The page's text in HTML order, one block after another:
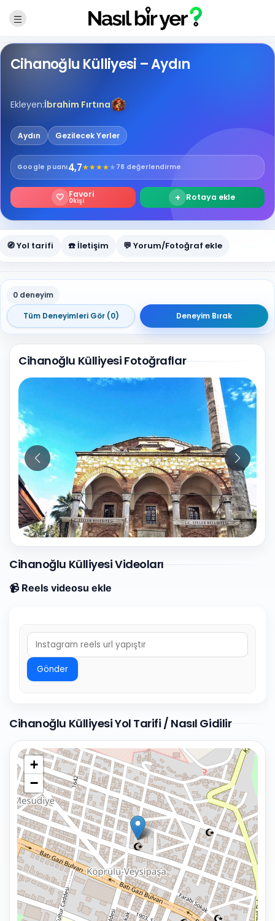
Cihanoğlu Külliyesi – Aydın
Ekleyen:İbrahim Fırtına
Aydın Gezilecek Yerler
Google puanı4,7★★★★★ 78 değerlendirme
🤍 Favori
0kişi + Rotaya ekle
🧭 Yol tarifi ☎️ İletişim 💬 Yorum/Fotoğraf ekle
0 deneyim
Tüm Deneyimleri Gör (0)
Deneyim Bırak
Cihanoğlu Külliyesi Fotoğraflar
10Fotoğraf
Cihanoğlu Külliyesi Videoları
📹 Reels videosu ekle
Gönder
Cihanoğlu Külliyesi Yol Tarifi / Nasıl Gidilir
+
−